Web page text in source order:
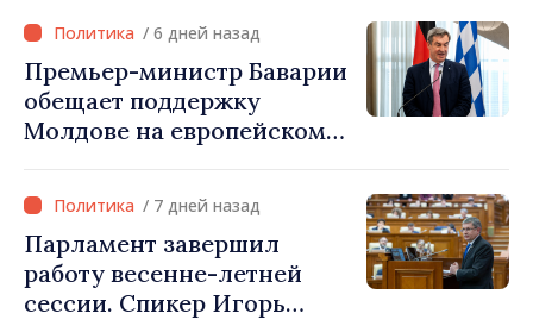
проектов»
/ 6 дней назад
Премьер-министр Баварии
обещает поддержку
Молдове на европейском
Молдова должна занять
своё место в Европейском
союзе»
/ 7 дней назад
Парламент завершил
работу весенне-летней
сессии. Спикер Игорь